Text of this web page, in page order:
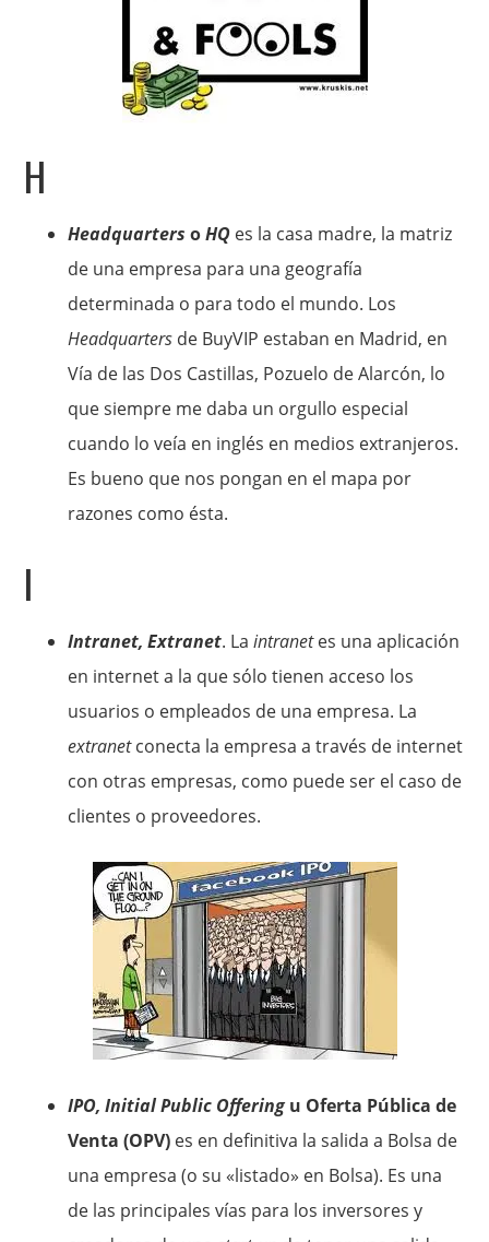
H
Headquarters oHQ es la casa madre, la matriz
de una empresa para una geografía
determinada o para todo el mundo. Los
Headquarters de BuyVIP estaban en Madrid, en
Vía de las Dos Castillas, Pozuelo de Alarcón, lo
que siempre me daba un orgullo especial
cuando lo veía en inglés en medios extranjeros.
Es bueno que nos pongan en el mapa por
razones como ésta.
I
Intranet, Extranet. Laintranetes una aplicación
en internet a la que sólo tienen acceso los
usuarios o empleados de una empresa. La
extranetconecta la empresa a través de internet
con otras empresas, como puede ser el caso de
clientes o proveedores.
IPO, Initial Public Offeringu Oferta Pública de
Venta (OPV) es en definitiva la salida a Bolsa de
una empresa (o su «listado» en Bolsa). Es una
de las principales vías para los inversores y